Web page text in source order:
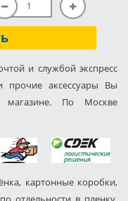
и службой экспресс
прочие аксессуары Вы
По Москве
картонные коробки,